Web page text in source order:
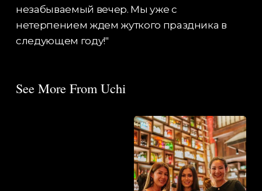
незабываемый вечер. Мы уже с
нетерпением ждем жуткого праздника в
следующем году!"
See More From Uchi
Бурлеск-
шоу